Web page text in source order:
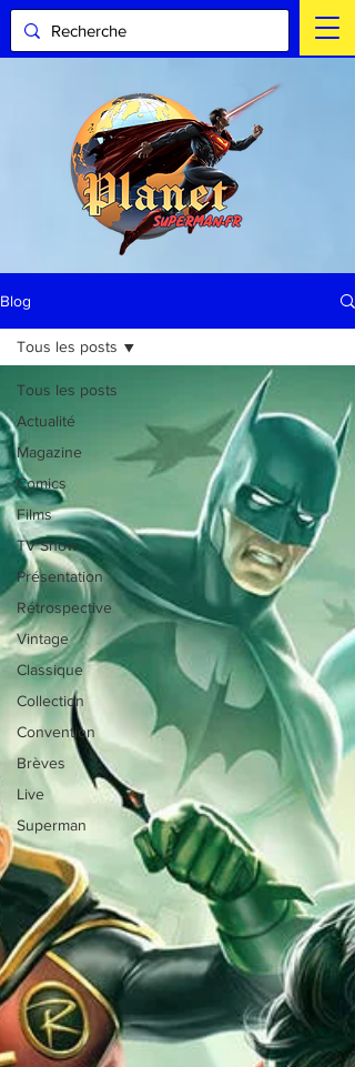
Blog
Tous les posts
Actualité
Magazine
Comics
Films
TV Show
Présentation
Rétrospective
Vintage
Classique
Collection
Convention
Brèves
Live
Superman
Tous les posts